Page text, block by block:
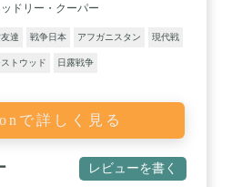
ドリー・クーパー
達 戦争日本 アフガニスタン 現代戦
トウッド 日露戦争
で詳しく見る
レビューを書く